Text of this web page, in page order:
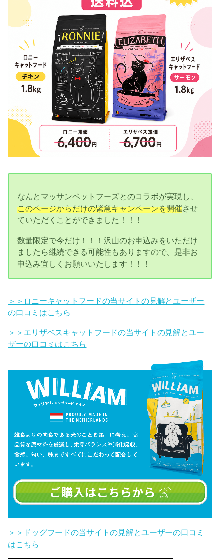
なんとマッサンペットフーズとのコラボが実現し、
このページからだけの緊急キャンペーンを開催させ
ていただくことができました！！！
数量限定で今だけ！！！沢山のお申込みをいただけ
ましたら継続できる可能性もありますので、是非お
申込み宜しくお願いいたします！！！
＞＞ロニーキャットフードの当サイトの見解とユーザー
の口コミはこちら
＞＞エリザベスキャットフードの当サイトの見解とユー
ザーの口コミはこちら
＞＞ドッグフードの当サイトの見解とユーザーの口コミ
はこちら